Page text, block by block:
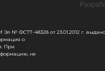
№ ФС77-48328 от 23.01.2012 г. выдано
о
При
не